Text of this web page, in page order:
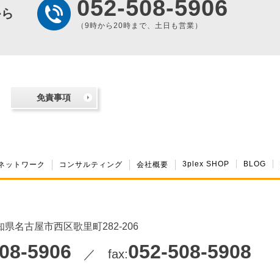
052-508-5906
（9時から20時まで、土日も営業）
免責事項
ットワーク コンサルティング 会社概要 3plex SHOP BLOG
県名古屋市西区歌里町282-206
5906 ／ fax:052-508-5908